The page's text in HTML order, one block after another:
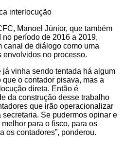
interlocução
Manoel Júnior, que também
período de 2016 a 2019,
canal de diálogo como uma
envolvidos no processo.
já vinha sendo tentada há algum
que o contador pisava, mas a
direta. Então é
da construção desse trabalho
que irão operacionalizar
Se pudermos opinar e
para o fisco, para os
os contadores”, ponderou.